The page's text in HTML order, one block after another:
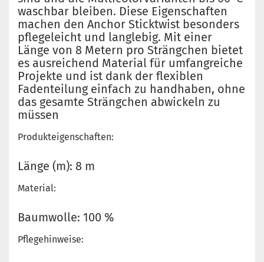
waschbar bleiben. Diese Eigenschaften
machen den Anchor Sticktwist besonders
pflegeleicht und langlebig. Mit einer
Länge von 8 Metern pro Strängchen bietet
es ausreichend Material für umfangreiche
Projekte und ist dank der flexiblen
Fadenteilung einfach zu handhaben, ohne
das gesamte Strängchen abwickeln zu
müssen
Produkteigenschaften:
Länge (m): 8 m
Material:
Baumwolle: 100 %
Pflegehinweise: